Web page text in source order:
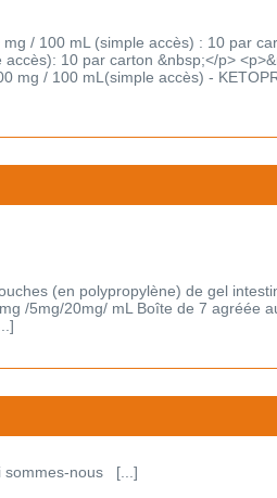
/ 100 mL (simple accès) : 10 par
10 par carton &nbsp;</p>
mg / 100 mL(simple accès) -
(en polypropylène) de gel
/5mg/20mg/ mL Boîte de 7 agréée
sommes-nous [...]